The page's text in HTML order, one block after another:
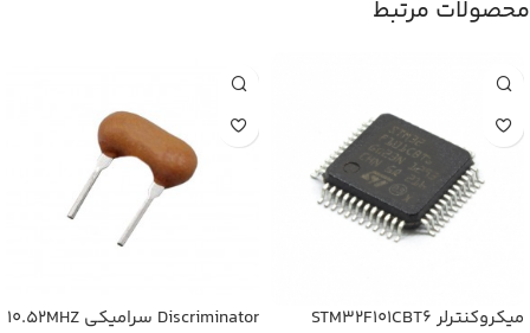
محصولات مرتبط
میکروکنترلر STM32F101CBT6 Discriminator سرامیکی 10.52MHZ